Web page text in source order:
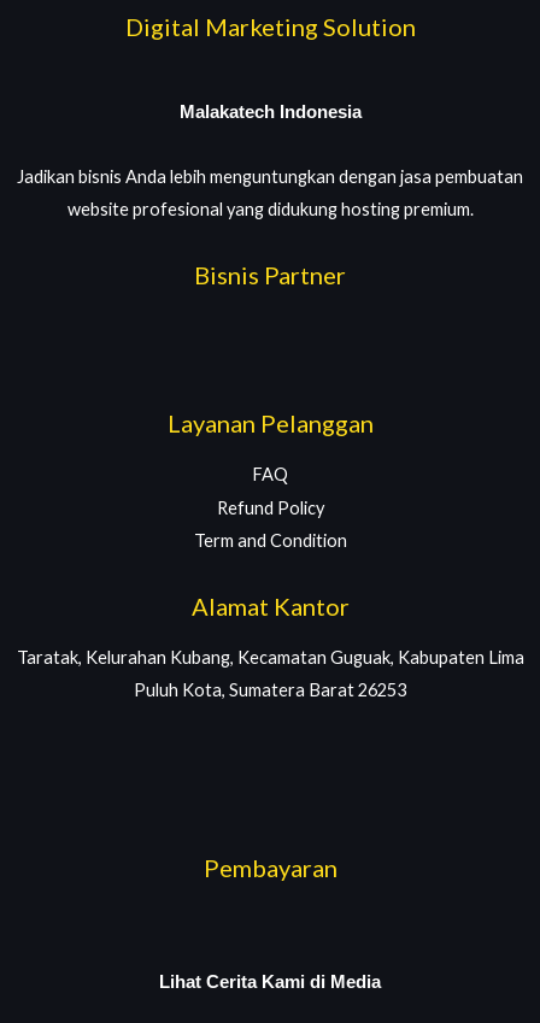
Digital Marketing Solution
Malakatech Indonesia
Jadikan bisnis Anda lebih menguntungkan dengan jasa pembuatan
website profesional yang didukung hosting premium.
Bisnis Partner
Layanan Pelanggan
FAQ
Refund Policy
Term and Condition
Alamat Kantor
Taratak, Kelurahan Kubang, Kecamatan Guguak, Kabupaten Lima
Puluh Kota, Sumatera Barat 26253
Pembayaran
Lihat Cerita Kami di Media